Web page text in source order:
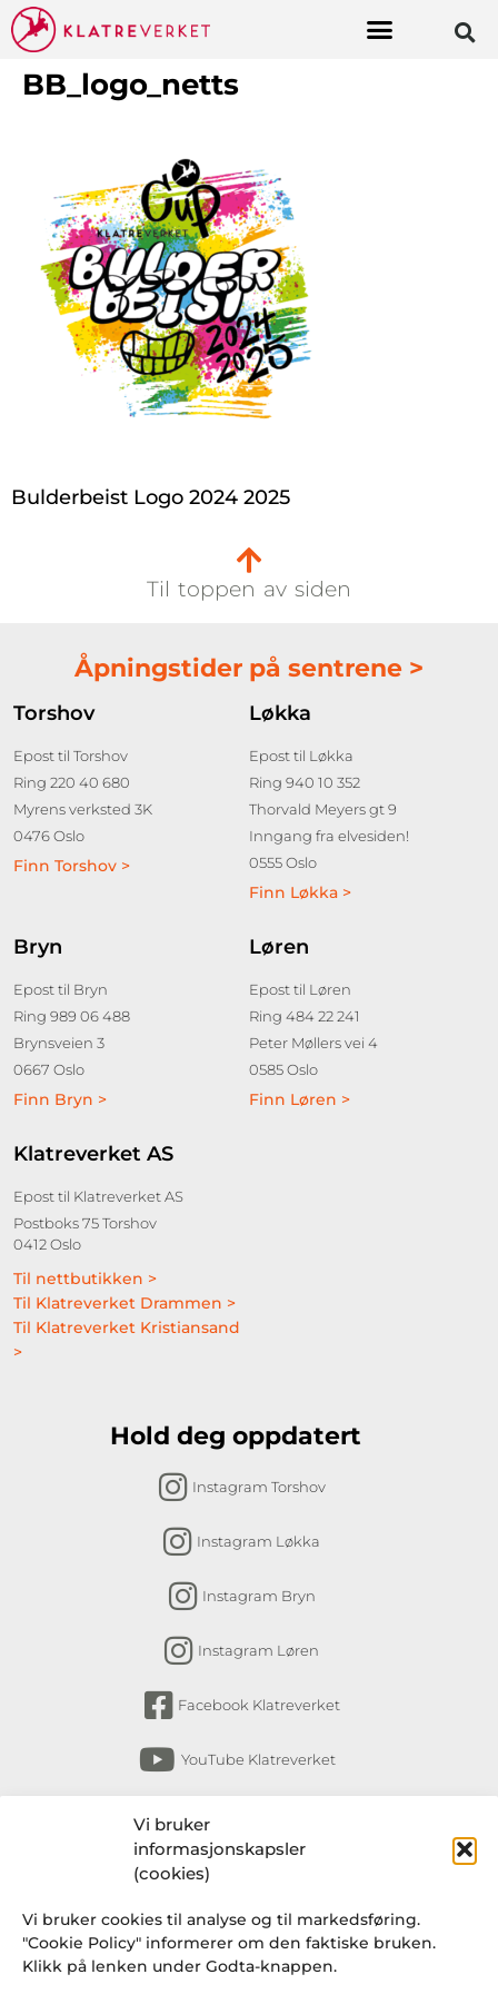
Vi bruker
informasjonskapsler
(cookies)
Vi bruker cookies til analyse og til markedsføring.
"Cookie Policy" informerer om den faktiske bruken.
Klikk på lenken under Godta-knappen.
BB_logo_netts
Bulderbeist Logo 2024 2025
Til toppen av siden
Åpningstider på sentrene >
Torshov
Epost til Torshov
Ring 220 40 680
Myrens verksted 3K
0476 Oslo
Finn Torshov >
Løkka
Epost til Løkka
Ring 940 10 352
Thorvald Meyers gt 9
Inngang fra elvesiden!
0555 Oslo
Finn Løkka >
Bryn
Epost til Bryn
Ring 989 06 488
Brynsveien 3
0667 Oslo
Finn Bryn >
Løren
Epost til Løren
Ring 484 22 241
Peter Møllers vei 4
0585 Oslo
Finn Løren >
Klatreverket AS
Epost til Klatreverket AS
Postboks 75 Torshov
0412 Oslo
Til nettbutikken >
Til Klatreverket Drammen >
Til Klatreverket Kristiansand
>
Hold deg oppdatert
Instagram Torshov
Instagram Løkka
Instagram Bryn
Instagram Løren
Facebook Klatreverket
YouTube Klatreverket
Abonner på nyhetsbrev
Få nyheter fra Klatreverket Torshov, Bryn,
endringer i rutiner og en gang i blant et
knakende godt tilbud fra Klatresjappa.